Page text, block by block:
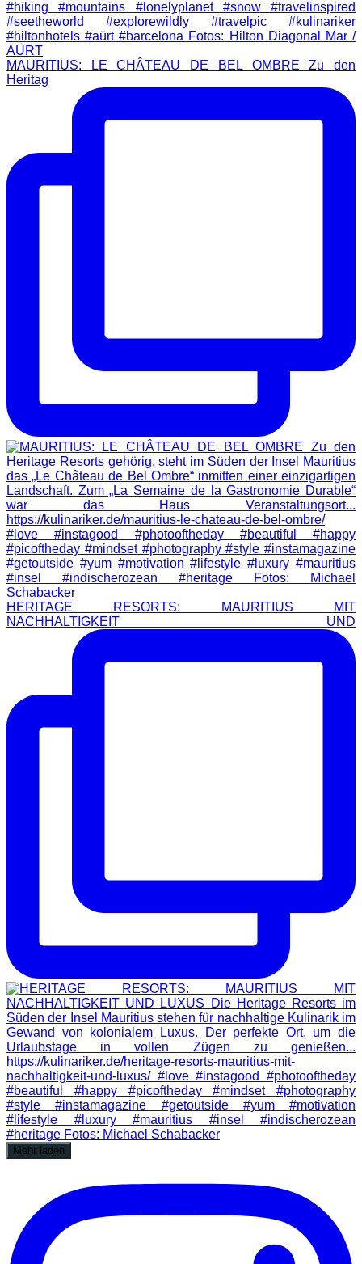
MAURITIUS: LE CHÂTEAU DE BEL OMBRE Zu den
Heritag
HERITAGE RESORTS: MAURITIUS MIT
NACHHALTIGKEIT UND
Mehr laden